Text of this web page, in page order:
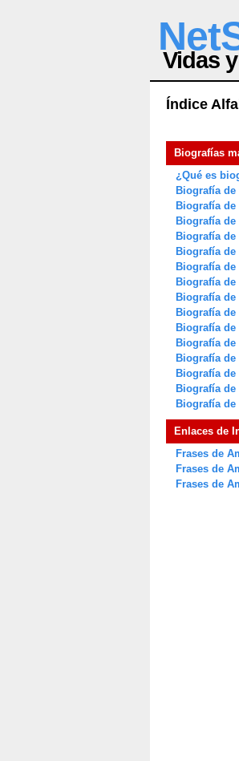
Vidas
Índice
Biografías
¿Qué es
Biografía
Biografía de
Biografía
Biografía de
Biografía
Biografía
Biografía de
Biografía de
Biografía
Biografía de
Biografía
Biografía de
Biografía de
Biografía
Biografía
Enlaces de
Frases de
Frases de
Frases de